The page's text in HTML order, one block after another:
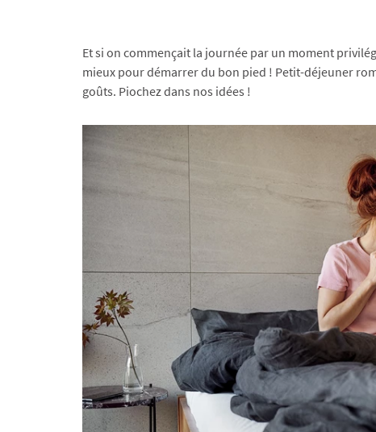
Et si on commençait la journée par un moment
mieux pour démarrer du bon pied ! Petit-déjeuner
goûts. Piochez dans nos idées !